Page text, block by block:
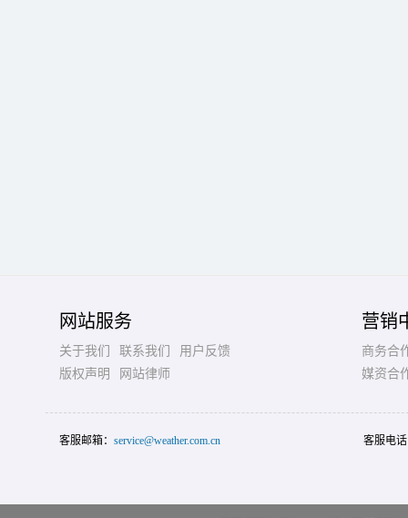
网站服务
关于我们 联系我们
用户反馈
版权声明
网站律师
营销
商务合
媒资合
客服邮箱： service@weather.com.cn 客服电